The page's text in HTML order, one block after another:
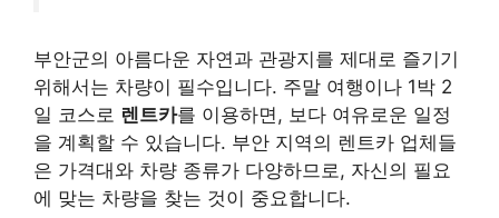
부안군의 아름다운 자연과 관광지를 제대로 즐기기
위해서는 차량이 필수입니다. 주말 여행이나 1박 2
일 코스로 렌트카를 이용하면, 보다 여유로운 일정
을 계획할 수 있습니다. 부안 지역의 렌트카 업체들
은 가격대와 차량 종류가 다양하므로, 자신의 필요
에 맞는 차량을 찾는 것이 중요합니다.